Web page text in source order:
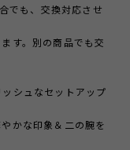
でも、交換対応させ
す。別の商品でも交
シュなセットアップ
かな印象＆二の腕を